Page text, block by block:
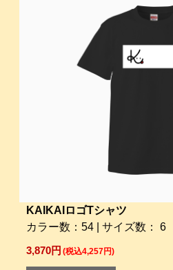
KAIKAIロゴTシャツ
カラー数：54 | サイズ数： 6
3,870円 (税込4,257円)